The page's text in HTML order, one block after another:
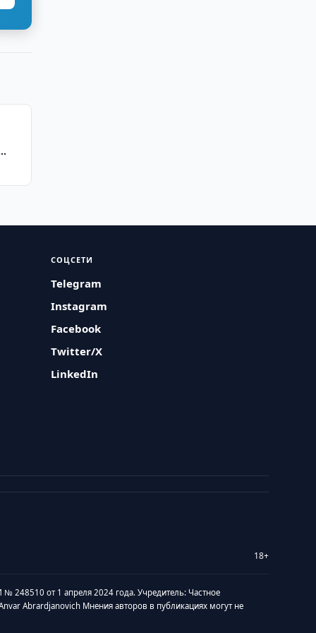
СОЦСЕТИ
Telegram
Instagram
Facebook
Twitter/X
LinkedIn
18+
№ 248510 от 1 апреля 2024 года. Учредитель: Частное
Abrardjanovich Мнения авторов в публикациях могут не